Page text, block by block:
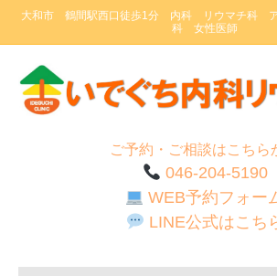
大和市 鶴間駅西口徒歩1分 内科 リウマチ科
科 女性医師
ご予約・ご相談はこちら
046-204-5190
WEB予約フォー
LINE公式はこち